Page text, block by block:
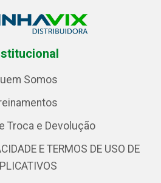
Somos
Troca e Devolução
E TERMOS DE USO DE